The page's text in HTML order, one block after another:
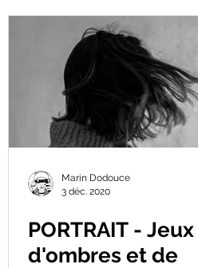
Marin Dodouce
3 déc. 2020
PORTRAIT - Jeux
d'ombres et de